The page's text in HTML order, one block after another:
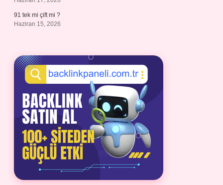
91 tek mi çift mi ?
Haziran 15, 2026